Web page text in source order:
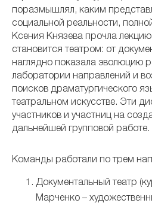
поразмышлял, каким
социальной реальности,
Ксения Князева прочла лекцию
становится театром: от
наглядно показала эволюцию
лаборатории направлений и
поисков драматургического
театральном искусстве. Эти
участников и участниц на
дальнейшей групповой работе.
Команды работали по трем
Документальный театр
Марченко –